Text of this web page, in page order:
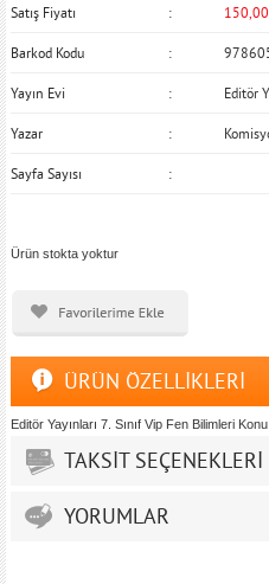
Satış Fiyatı 150,00
Barkod Kodu
Yayın Evi Editör
Yazar
Sayfa Sayısı
Ürün stokta yoktur
ÜRÜN ÖZELLİKLERİ
Editör Yayınları 7. Sınıf Vip Fen Bilimleri Konu
TAKSİT SEÇENEKLERİ
YORUMLAR